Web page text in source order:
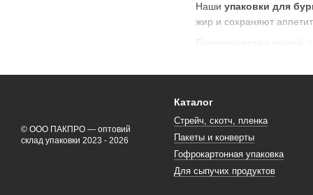
Наши упаковки для
жир и сохраняют
–
✅
–
Одноразовая
© ООО ПАКПРО — оптовий
склад упаковки 2023 - 2026
Каталог
Стрейч, скотч, пленка
Пакеты и конверты
Гофрокартонная упаковка
Для сыпучих продуктов